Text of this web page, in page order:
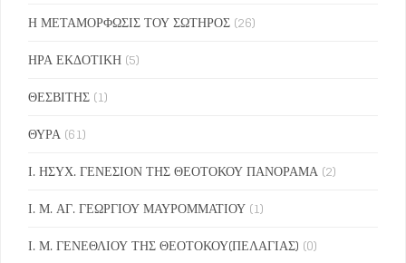
Η ΜΕΤΑΜΟΡΦΩΣΙΣ ΤΟΥ ΣΩΤΗΡΟΣ (26)
ΗΡΑ ΕΚΔΟΤΙΚΗ (5)
ΘΕΣΒΙΤΗΣ (1)
ΘΥΡΑ (61)
Ι. ΗΣΥΧ. ΓΕΝΕΣΙΟΝ ΤΗΣ ΘΕΟΤΟΚΟΥ ΠΑΝΟΡΑΜΑ (2)
Ι. Μ. ΑΓ. ΓΕΩΡΓΙΟΥ ΜΑΥΡΟΜΜΑΤΙΟΥ (1)
Ι. Μ. ΓΕΝΕΘΛΙΟΥ ΤΗΣ ΘΕΟΤΟΚΟΥ(ΠΕΛΑΓΙΑΣ) (0)